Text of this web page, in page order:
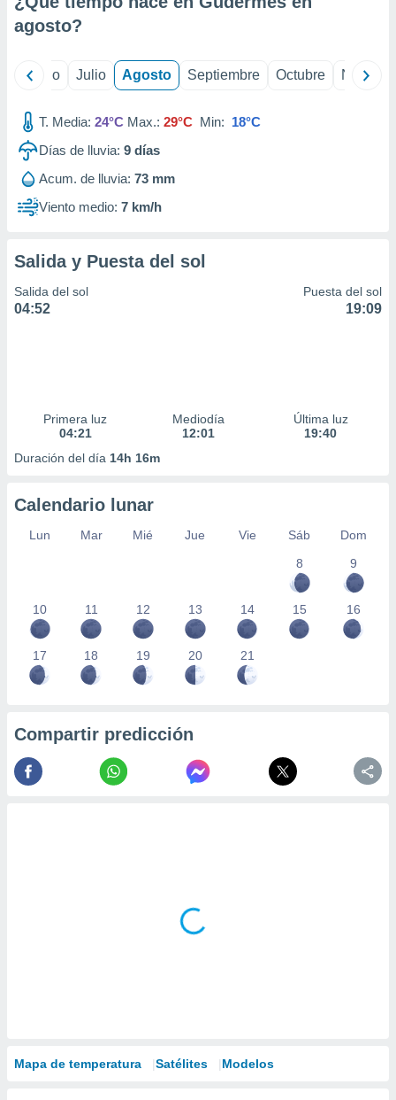
e
publicidad
publicidad
de
agosto?
Junio Julio Agosto Septiembre Octubre
T. Media: 24°C Max.: 29°C Min: 18°C
Días de lluvia: 9 días
Acum. de lluvia: 73 mm
Viento medio: 7 km/h
Salida y Puesta del sol
Salida del sol
04:52
Puesta del sol
19:09
Primera luz
04:21
Mediodía
12:01
Última luz
19:40
Duración del día 14h 16m
Calendario lunar
Lun Mar Mié Jue Vie Sáb
Dom
8
9
10 11 12 13 14 15 16
17 18 19 20 21
Compartir predicción
Mapa de temperatura Satélites Modelos